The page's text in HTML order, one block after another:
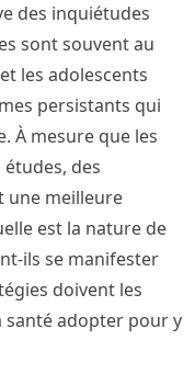
des inquiétudes
sont souvent au
les adolescents
persistants qui
À mesure que les
des
une meilleure
est la nature de
ils se manifester
doivent les
santé adopter pour y